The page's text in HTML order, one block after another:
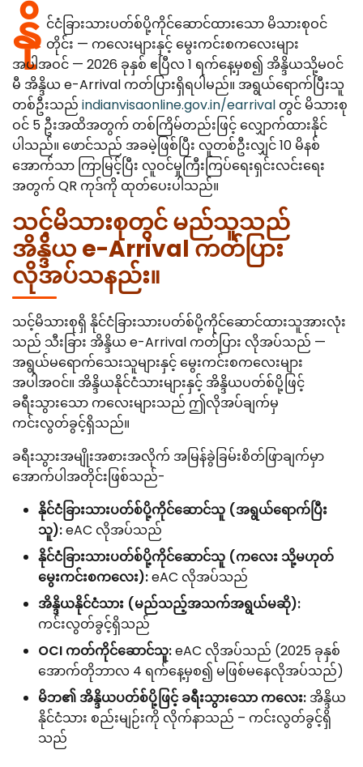
နို င်ငံခြားသားပတ်စ်ပို့ကိုင်ဆောင်ထားသော မိသားစုဝင်
တိုင်း — ကလေးများနှင့် မွေးကင်းစကလေးများ
အပါအဝင် — 2026 ခုနှစ် ဧပြီလ 1 ရက်နေ့မှစ၍ အိန္ဒိယသို့မဝင်
မီ အိန္ဒိယ e-Arrival ကတ်ပြားရှိရပါမည်။ အရွယ်ရောက်ပြီးသူ
တစ်ဦးသည် indianvisaonline.gov.in/earrival တွင် မိသားစု
ဝင် 5 ဦးအထိအတွက် တစ်ကြိမ်တည်းဖြင့် လျှောက်ထားနိုင်
ပါသည်။ ဖောင်သည် အခမဲ့ဖြစ်ပြီး လူတစ်ဦးလျှင် 10 မိနစ်
အောက်သာ ကြာမြင့်ပြီး လူဝင်မှုကြီးကြပ်ရေးရှင်းလင်းရေး
အတွက် QR ကုဒ်ကို ထုတ်ပေးပါသည်။
သင့်မိသားစုတွင် မည်သူသည်
အိန္ဒိယ e-Arrival ကတ်ပြား
လိုအပ်သနည်း။
သင့်မိသားစုရှိ နိုင်ငံခြားသားပတ်စ်ပို့ကိုင်ဆောင်ထားသူအားလုံး
သည် သီးခြား အိန္ဒိယ e-Arrival ကတ်ပြား လိုအပ်သည် —
အရွယ်မရောက်သေးသူများနှင့် မွေးကင်းစကလေးများ
အပါအဝင်။ အိန္ဒိယနိုင်ငံသားများနှင့် အိန္ဒိယပတ်စ်ပို့ဖြင့်
ခရီးသွားသော ကလေးများသည် ဤလိုအပ်ချက်မှ
ကင်းလွတ်ခွင့်ရှိသည်။
ခရီးသွားအမျိုးအစားအလိုက် အမြန်ခွဲခြမ်းစိတ်ဖြာချက်မှာ
အောက်ပါအတိုင်းဖြစ်သည်-
နိုင်ငံခြားသားပတ်စ်ပို့ကိုင်ဆောင်သူ (အရွယ်ရောက်ပြီး
သူ):eAC လိုအပ်သည်
နိုင်ငံခြားသားပတ်စ်ပို့ကိုင်ဆောင်သူ (ကလေး သို့မဟုတ်
မွေးကင်းစကလေး):eAC လိုအပ်သည်
အိန္ဒိယနိုင်ငံသား (မည်သည့်အသက်အရွယ်မဆို):
ကင်းလွတ်ခွင့်ရှိသည်
OCI ကတ်ကိုင်ဆောင်သူ:eAC လိုအပ်သည် (2025 ခုနှစ်
အောက်တိုဘာလ 4 ရက်နေ့မှစ၍ မဖြစ်မနေလိုအပ်သည်)
မိဘ၏ အိန္ဒိယပတ်စ်ပို့ဖြင့် ခရီးသွားသော ကလေး: အိန္ဒိယ
နိုင်ငံသား စည်းမျဉ်းကို လိုက်နာသည် – ကင်းလွတ်ခွင့်ရှိ
သည်